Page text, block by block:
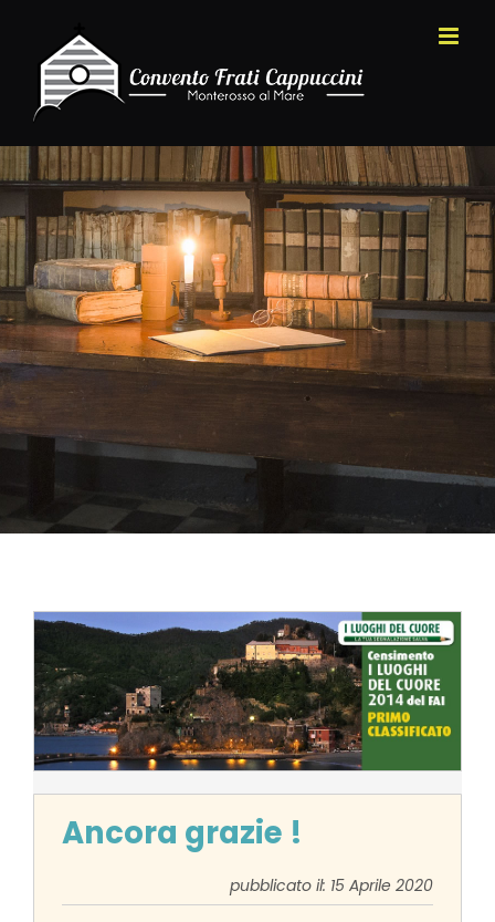
contenuto
Ancora grazie !
pubblicato il: 15 Aprile 2020